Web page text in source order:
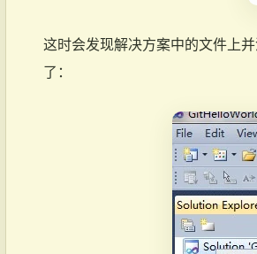
这时会发现解决方案中的文件上
了：